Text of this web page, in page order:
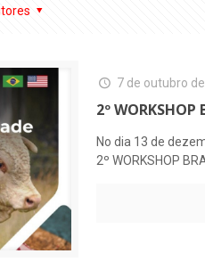
7 de outubro
2º
No dia 13 de
2º WORKSHOP